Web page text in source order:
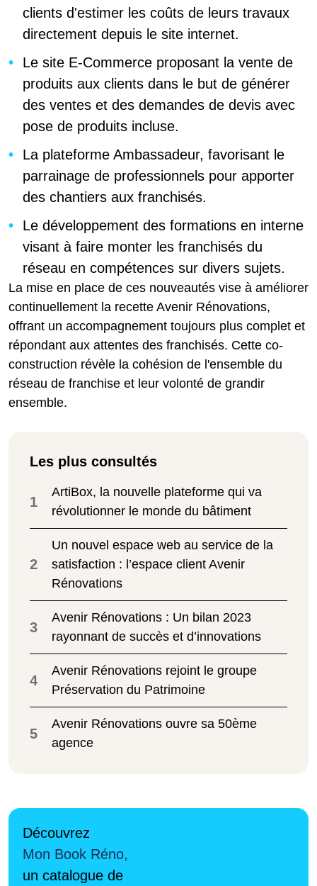
clients d'estimer les coûts de leurs travaux
directement depuis le site internet.
Le site E-Commerce proposant la vente de
produits aux clients dans le but de générer
des ventes et des demandes de devis avec
pose de produits incluse.
La plateforme Ambassadeur, favorisant le
parrainage de professionnels pour apporter
des chantiers aux franchisés.
Le développement des formations en interne
visant à faire monter les franchisés du
réseau en compétences sur divers sujets.
La mise en place de ces nouveautés vise à améliorer
continuellement la recette Avenir Rénovations,
offrant un accompagnement toujours plus complet et
répondant aux attentes des franchisés. Cette co-
construction révèle la cohésion de l'ensemble du
réseau de franchise et leur volonté de grandir
ensemble.
Les plus consultés
1
ArtiBox, la nouvelle plateforme qui va
révolutionner le monde du bâtiment
2
Un nouvel espace web au service de la
satisfaction : l’espace client Avenir
Rénovations
3
Avenir Rénovations : Un bilan 2023
rayonnant de succès et d’innovations
4
Avenir Rénovations rejoint le groupe
Préservation du Patrimoine
5
Avenir Rénovations ouvre sa 50ème
agence
Découvrez
Mon Book Réno,
un catalogue de